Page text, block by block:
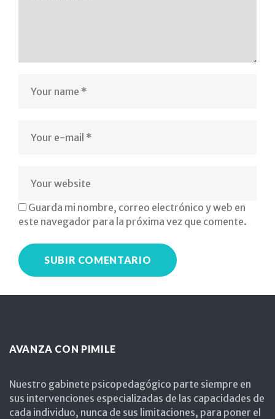
idioas-
inglés-
Guarda mi nombre, correo electrónico y web en
este navegador para la próxima vez que comente.
AVANZA CON PIMILE
Nuestro gabinete psicopedagógico parte siempre en
sus intervenciones especializadas de las capacidades de
cada individuo, nunca de sus limitaciones, para poner el